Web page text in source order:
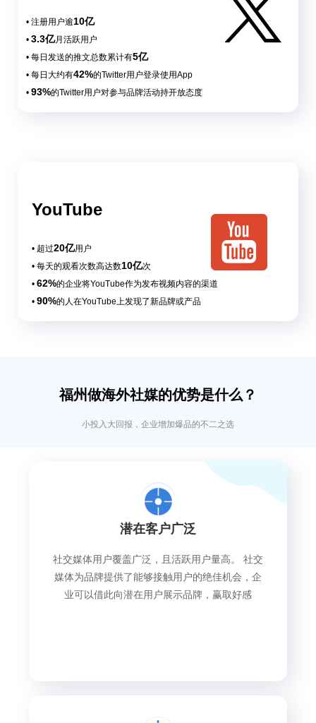
• 注册用户逾10亿
•3.3亿月活跃用户
• 每日发送的推文总数累计有5亿
• 每日大约有42%的Twitter用户登录使用App
•93%的Twitter用户对参与品牌活动持开放态度
YouTube
• 超过20亿用户
• 每天的观看次数高达数10亿次
•62%的企业将YouTube作为发布视频内容的渠道
•90%的人在YouTube上发现了新品牌或产品
福州做海外社媒的优势是什么？
小投入大回报，企业增加爆品的不二之选
潜在客户广泛
社交媒体用户覆盖广泛，且活跃用户量高。 社交
媒体为品牌提供了能够接触用户的绝佳机会，企
业可以借此向潜在用户展示品牌，赢取好感